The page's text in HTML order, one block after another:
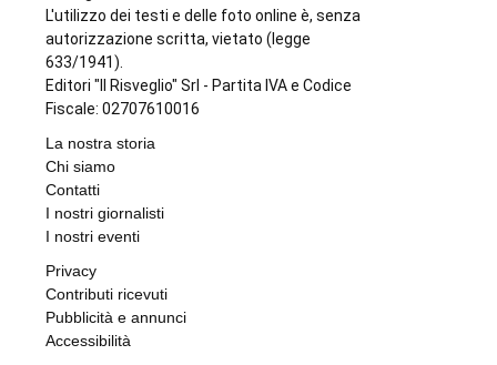
L'utilizzo dei testi e delle foto online è, senza
autorizzazione scritta, vietato (legge
633/1941).
Editori "Il Risveglio" Srl - Partita IVA e Codice
Fiscale: 02707610016
La nostra storia
Chi siamo
Contatti
I nostri giornalisti
I nostri eventi
Privacy
Contributi ricevuti
Pubblicità e annunci
Accessibilità